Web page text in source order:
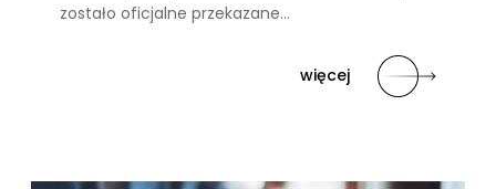
zostało oficjalne przekazane…
więcej